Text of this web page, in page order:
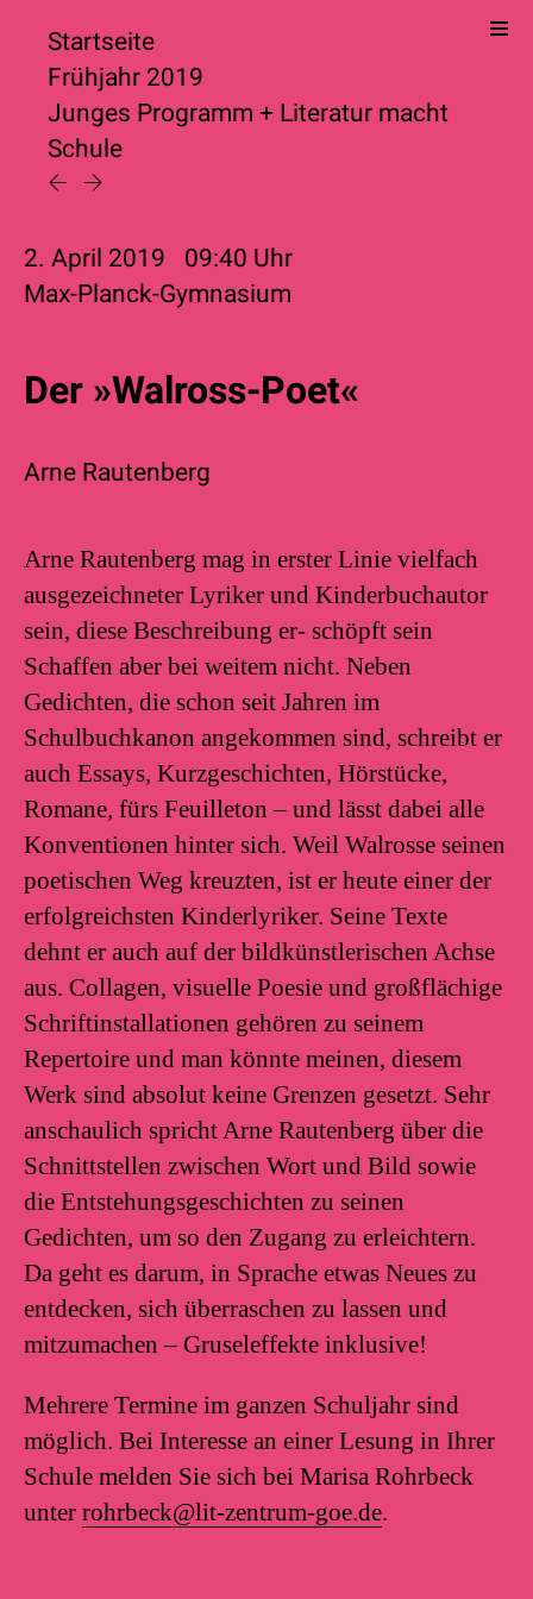
Startseite
Frühjahr 2019
Junges Programm + Literatur macht
Schule
2. April 2019 09:40 Uhr
Max-Planck-Gymnasium
Der »Walross-Poet«
Arne Rautenberg
Arne Rautenberg mag in erster Linie vielfach
ausgezeichneter Lyriker und Kinderbuchautor
sein, diese Beschreibung er- schöpft sein
Schaffen aber bei weitem nicht. Neben
Gedichten, die schon seit Jahren im
Schulbuchkanon angekommen sind, schreibt er
auch Essays, Kurzgeschichten, Hörstücke,
Romane, fürs Feuilleton – und lässt dabei alle
Konventionen hinter sich. Weil Walrosse seinen
poetischen Weg kreuzten, ist er heute einer der
erfolgreichsten Kinderlyriker. Seine Texte
dehnt er auch auf der bildkünstlerischen Achse
aus. Collagen, visuelle Poesie und großflächige
Schriftinstallationen gehören zu seinem
Repertoire und man könnte meinen, diesem
Werk sind absolut keine Grenzen gesetzt. Sehr
anschaulich spricht Arne Rautenberg über die
Schnittstellen zwischen Wort und Bild sowie
die Entstehungsgeschichten zu seinen
Gedichten, um so den Zugang zu erleichtern.
Da geht es darum, in Sprache etwas Neues zu
entdecken, sich überraschen zu lassen und
mitzumachen – Gruseleffekte inklusive!
Mehrere Termine im ganzen Schuljahr sind
möglich. Bei Interesse an einer Lesung in Ihrer
Schule melden Sie sich bei Marisa Rohrbeck
unter rohrbeck@lit-zentrum-goe.de.